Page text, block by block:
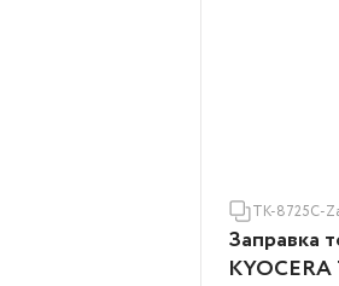
TK-8725C-
Заправка